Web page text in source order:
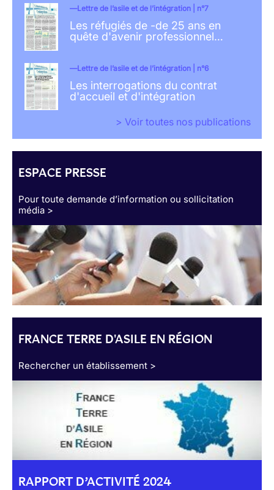
Lettre de l’asile et de l’intégration | n°7
Les réfugiés de -de 25 ans en
quête d'avenir professionnel…
Lettre de l’asile et de l’intégration | n°6
Les interrogations du contrat
d'accueil et d'intégration
> Voir toutes nos publications
ESPACE PRESSE
Pour toute demande d’information ou sollicitation
média >
FRANCE TERRE D'ASILE EN RÉGION
Rechercher un établissement >
RAPPORT D’ACTIVITÉ 2024